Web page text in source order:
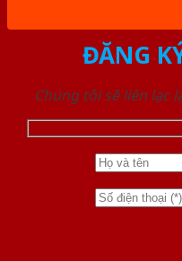
ĐĂNG
Chúng tôi sẽ liên lạc